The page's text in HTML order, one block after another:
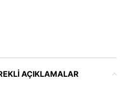
AÇIKLAMALAR